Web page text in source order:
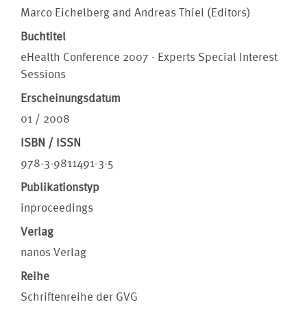
Marco Eichelberg and Andreas Thiel (Editors)
Buchtitel
eHealth Conference 2007 - Experts Special Interest
Sessions
Erscheinungsdatum
01 / 2008
ISBN / ISSN
978-3-9811491-3-5
Publikationstyp
inproceedings
Verlag
nanos Verlag
Reihe
Schriftenreihe der GVG